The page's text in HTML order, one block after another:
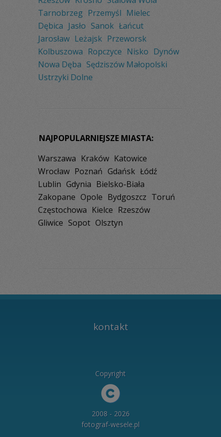
Tarnobrzeg Przemyśl Mielec
Dębica Jasło Sanok Łańcut
Jarosław Leżajsk Przeworsk
Kolbuszowa Ropczyce Nisko Dynów
Nowa Dęba Sędziszów Małopolski
Ustrzyki Dolne
NAJPOPULARNIEJSZE MIASTA:
Warszawa Kraków Katowice
Wrocław Poznań Gdańsk Łódź
Lublin Gdynia Bielsko-Biała
Zakopane Opole Bydgoszcz Toruń
Częstochowa Kielce Rzeszów
Gliwice Sopot Olsztyn
kontakt
Copyright
2008 - 2026
fotograf-wesele.pl